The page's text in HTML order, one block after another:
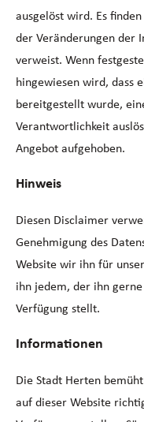
ausgelöst wird. Es
der Veränderungen der
verweist. Wenn
hingewiesen wird, dass
bereitgestellt wurde,
Verantwortlichkeit
Angebot aufgehoben.
Hinweis
Diesen Disclaimer
Genehmigung des
Website wir ihn für
ihn jedem, der ihn
Verfügung stellt.
Informationen
Die Stadt Herten
auf dieser Website